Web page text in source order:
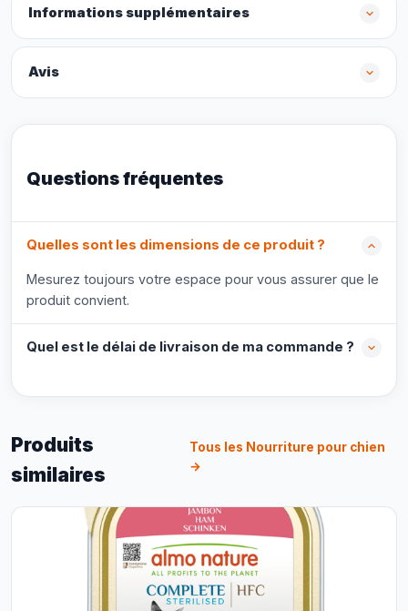
Informations supplémentaires
Avis
Questions fréquentes
Quelles sont les dimensions de ce produit ?
Mesurez toujours votre espace pour vous assurer que le
produit convient.
Quel est le délai de livraison de ma commande ?
Produits
similaires
Tous les Nourriture pour chien
→